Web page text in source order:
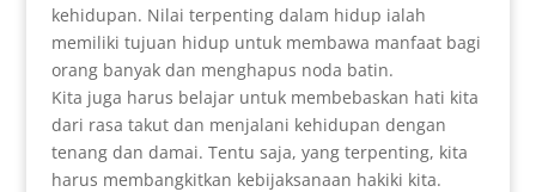
kehidupan. Nilai terpenting dalam hidup ialah
memiliki tujuan hidup untuk membawa manfaat bagi
orang banyak dan menghapus noda batin.
Kita juga harus belajar untuk membebaskan hati kita
dari rasa takut dan menjalani kehidupan dengan
tenang dan damai. Tentu saja, yang terpenting, kita
harus membangkitkan kebijaksanaan hakiki kita.